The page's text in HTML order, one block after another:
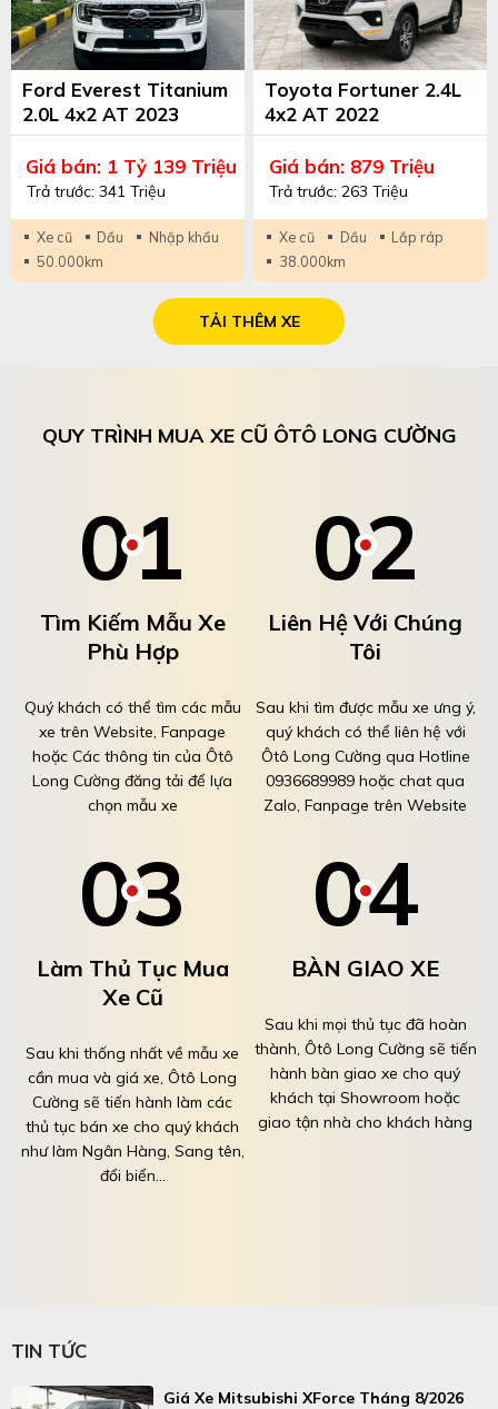
Ford Everest Titanium
2.0L 4x2 AT 2023
Trắng/Kem
Giá bán: 1 Tỷ 139 Triệu
Trả trước: 341 Triệu
Xe cũ Dầu
Nhập khẩu
50.000km
Toyota Fortuner 2.4L
4x2 AT 2022
Trắng/Trắng
Giá bán: 879 Triệu
Trả trước: 263 Triệu
Xe cũ Dầu
Lắp ráp
38.000km
TẢI THÊM XE
QUY TRÌNH MUA XE CŨ ÔTÔ LONG CƯỜNG
Tìm Kiếm Mẫu Xe
Phù Hợp
Quý khách có thể tìm các mẫu
xe trên Website, Fanpage
hoặc Các thông tin của Ôtô
Long Cường đăng tải để lựa
chọn mẫu xe
Liên Hệ Với Chúng
Tôi
Sau khi tìm được mẫu xe ưng ý,
quý khách có thể liên hệ với
Ôtô Long Cường qua Hotline
0936689989 hoặc chat qua
Zalo, Fanpage trên Website
Làm Thủ Tục Mua
Xe Cũ
Sau khi thống nhất về mẫu xe
cần mua và giá xe, Ôtô Long
Cường sẽ tiến hành làm các
thủ tục bán xe cho quý khách
như làm Ngân Hàng, Sang tên,
đổi biển...
BÀN GIAO XE
Sau khi mọi thủ tục đã hoàn
thành, Ôtô Long Cường sẽ tiến
hành bàn giao xe cho quý
khách tại Showroom hoặc
giao tận nhà cho khách hàng
TIN TỨC
Giá Xe Mitsubishi XForce Tháng 8/2026